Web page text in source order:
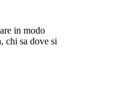
in modo
chi sa dove si